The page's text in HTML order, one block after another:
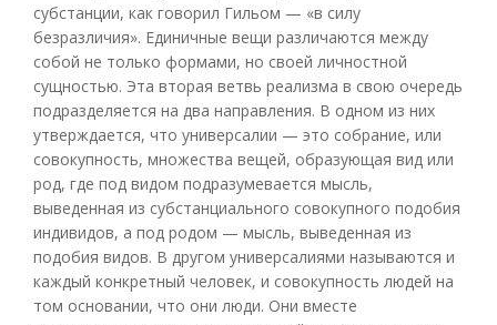
субстанции, как говорил Гильом — «в силу
безразличия». Единичные вещи различаются между
собой не только формами, но своей личностной
сущностью. Эта вторая ветвь реализма в свою очередь
подразделяется на два направления. В одном из них
утверждается, что универсалии — это собрание, или
совокупность, множества вещей, образующая вид или
род, где под видом подразумевается мысль,
выведенная из субстанциального совокупного подобия
индивидов, а под родом — мысль, выведенная из
подобия видов. В другом универсалиями называются и
каждый конкретный человек, и совокупность людей на
том основании, что они люди. Они вместе